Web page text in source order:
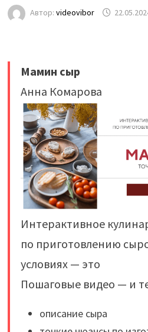
Автор: videovibor
Мамин сыр
Анна Комарова
Интерактивное
по приготовлению
условиях — это
Пошаговые видео — и
описание сыра